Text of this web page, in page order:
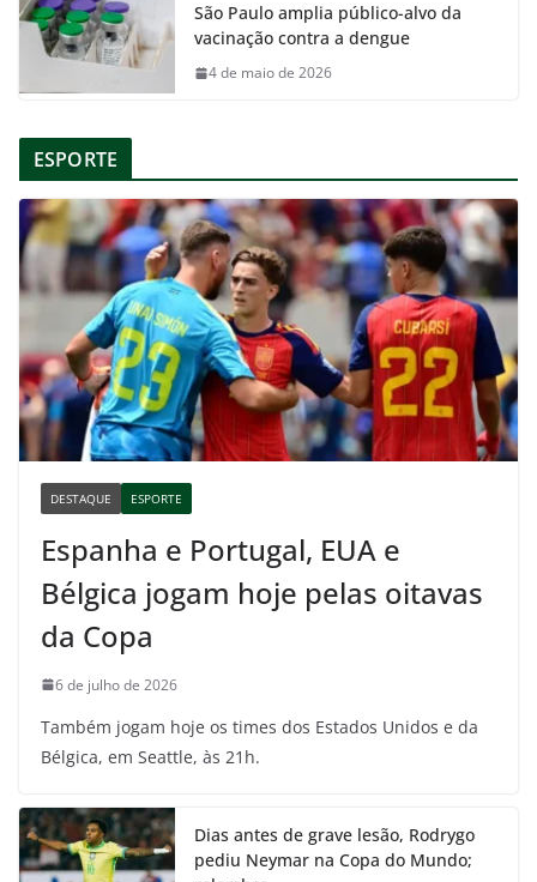
São Paulo amplia público-alvo da
vacinação contra a dengue
4 de maio de 2026
ESPORTE
DESTAQUE ESPORTE
Espanha e Portugal, EUA e
Bélgica jogam hoje pelas oitavas
da Copa
6 de julho de 2026
Também jogam hoje os times dos Estados Unidos e da
Bélgica, em Seattle, às 21h.
Dias antes de grave lesão, Rodrygo
pediu Neymar na Copa do Mundo;